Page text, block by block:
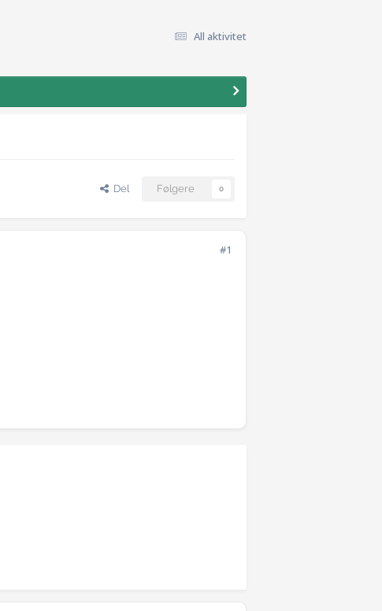
All aktivitet
Del Følgere 0
#1